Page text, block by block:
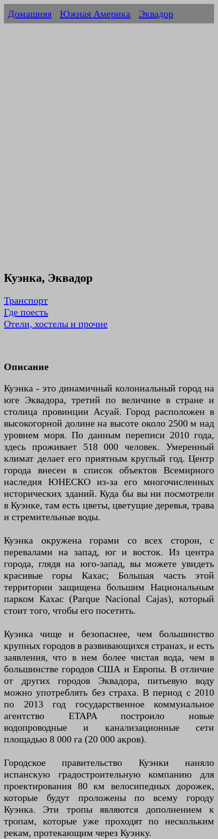
Домашняя Южная Америка Эквадор
Куэнка, Эквадор
Транспорт
Где поесть
Отели, хостелы и прочие
Описание
Куэнка - это динамичный колониальный город на
юге Эквадора, третий по величине в стране и
столица провинции Асуай. Город расположен в
высокогорной долине на высоте около 2500 м над
уровнем моря. По данным переписи 2010 года,
здесь проживает 518 000 человек. Умеренный
климат делает его приятным круглый год. Центр
города внесен в список объектов Всемирного
наследия ЮНЕСКО из-за его многочисленных
исторических зданий. Куда бы вы ни посмотрели
в Куэнке, там есть цветы, цветущие деревья, трава
и стремительные воды.
Куэнка окружена горами со всех сторон, с
перевалами на запад, юг и восток. Из центра
города, глядя на юго-запад, вы можете увидеть
красивые горы Кахас; Большая часть этой
территории защищена большим Национальным
парком Кахас (Parque Nacional Cajas), который
стоит того, чтобы его посетить.
Куэнка чище и безопаснее, чем большинство
крупных городов в развивающихся странах, и есть
заявления, что в нем более чистая вода, чем в
большинстве городов США и Европы. В отличие
от других городов Эквадора, питьевую воду
можно употреблять без страха. В период с 2010
по 2013 год государственное коммунальное
агентство ETAPA построило новые
водопроводные и канализационные сети
площадью 8 000 га (20 000 акров).
Городское правительство Куэнки наняло
испанскую градостроительную компанию для
проектирования 80 км велосипедных дорожек,
которые будут проложены по всему городу
Куэнка. Эти тропы являются дополнением к
тропам, которые уже проходят по нескольким
рекам, протекающим через Куэнку.